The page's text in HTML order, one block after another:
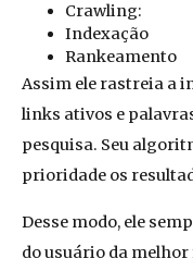
Crawling:
Indexação
Rankeamento
Assim ele rastreia a
links ativos e
pesquisa. Seu
prioridade os
Desse modo, ele
do usuário da